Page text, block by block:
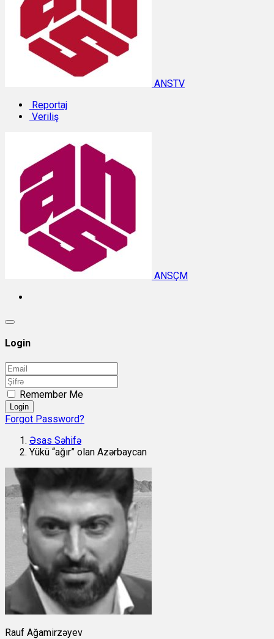
ANSTV
Reportaj
Veriliş
ANSÇM
Login
Remember Me
Login
Forgot Password?
Əsas Səhifə
Yükü “ağır” olan Azərbaycan
Rauf Ağamirzəyev